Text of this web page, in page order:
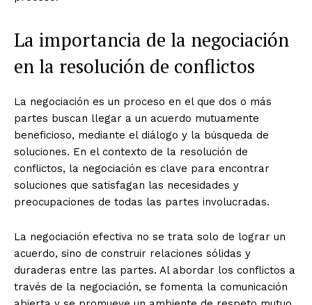
La importancia de la negociación
en la resolución de conflictos
La negociación es un proceso en el que dos o más
partes buscan llegar a un acuerdo mutuamente
beneficioso, mediante el diálogo y la búsqueda de
soluciones. En el contexto de la resolución de
conflictos, la negociación es clave para encontrar
soluciones que satisfagan las necesidades y
preocupaciones de todas las partes involucradas.
La negociación efectiva no se trata solo de lograr un
acuerdo, sino de construir relaciones sólidas y
duraderas entre las partes. Al abordar los conflictos a
través de la negociación, se fomenta la comunicación